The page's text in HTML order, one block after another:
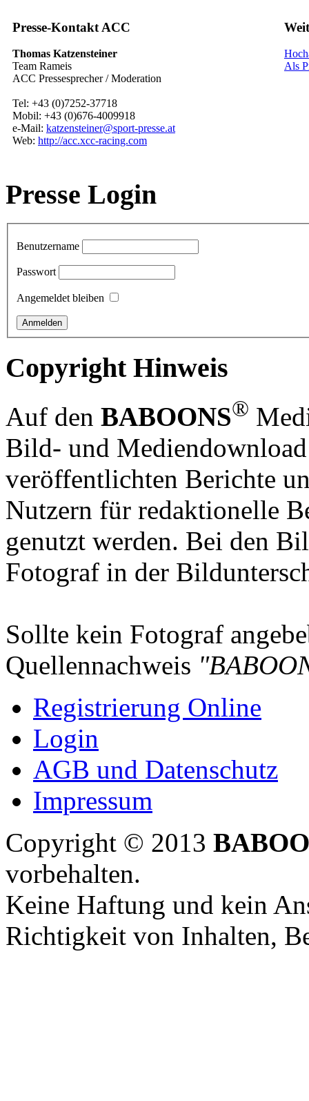
Presse-Kontakt ACC
Thomas Katzensteiner
Team Rameis
ACC Pressesprecher / Moderation
Tel: +43 (0)7252-37718
Mobil: +43 (0)676-4009918
e-Mail: katzensteiner@sport-presse.at
Web: http://acc.xcc-racing.com
Als
Presse Login
Benutzername
Passwort
Angemeldet bleiben
Copyright Hinweis
Auf den BABOONS®
Bild- und
veröffentlichten Berichte
Nutzern für redaktionelle
genutzt werden. Bei den
Fotograf in der
Sollte kein Fotograf
Quellennachweis
Registrierung Online
Login
AGB und Datenschutz
Impressum
Copyright © 2013
vorbehalten.
Keine Haftung und kein
Richtigkeit von Inhalten,